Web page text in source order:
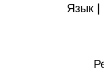
Язык |